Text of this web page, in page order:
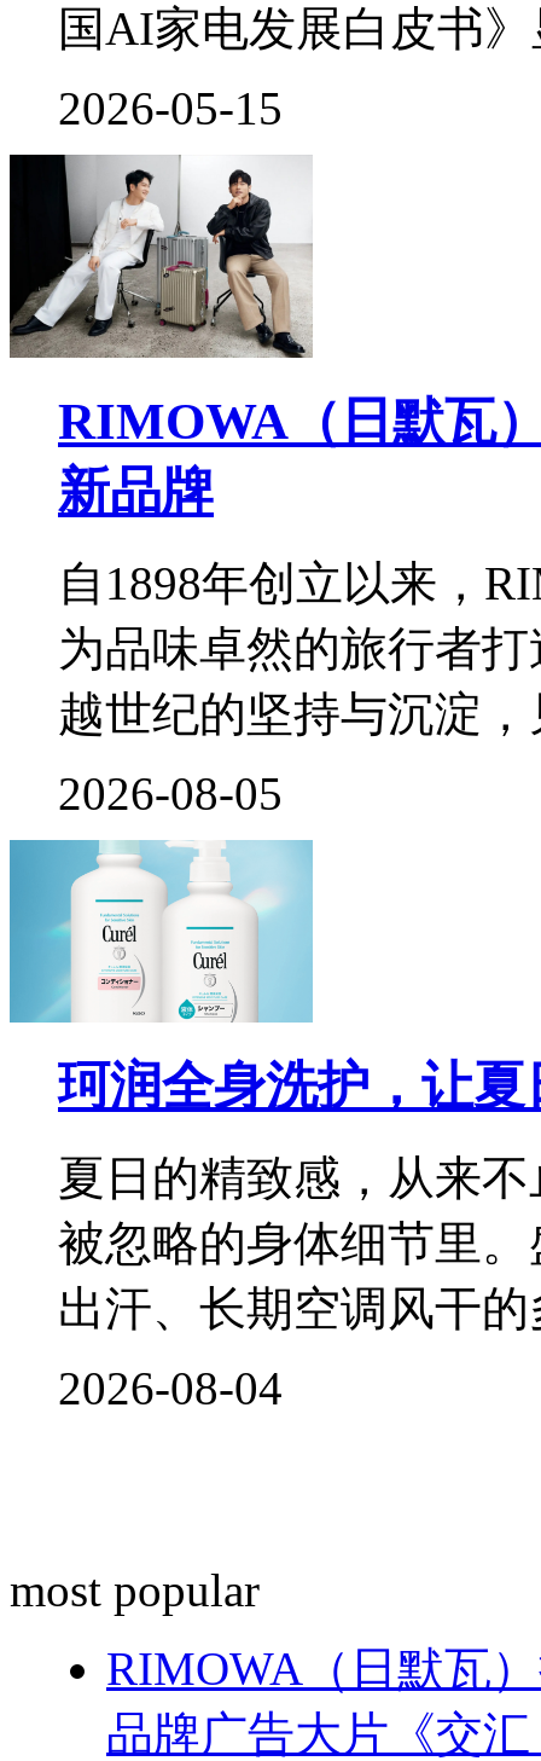
国AI家电发展白皮书
2026-05-15
RIMOWA（日默瓦
新品牌
自1898年创立以来，
为品味卓然的旅行者
越世纪的坚持与沉淀
2026-08-05
珂润全身洗护，让
夏日的精致感，从来
被忽略的身体细节里
出汗、长期空调风干
2026-08-04
most popular
RIMOWA（日默瓦
品牌广告大片《交